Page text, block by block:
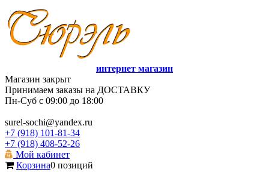
интернет магазин
Магазин закрыт
Принимаем заказы на ДОСТАВКУ
Пн-Суб с 09:00 до 18:00
surel-sochi@yandex.ru
+7 (918) 101-81-34
+7 (918) 408-52-26
Мой кабинет
Корзина0 позиций